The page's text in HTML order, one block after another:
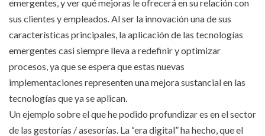
emergentes, y ver qué mejoras le ofrecerá en su relación con
sus clientes y empleados. Al ser la innovación una de sus
características principales, la aplicación de las tecnologías
emergentes casi siempre lleva a redefinir y optimizar
procesos, ya que se espera que estas nuevas
implementaciones representen una mejora sustancial en las
tecnologías que ya se aplican.
Un ejemplo sobre el que he podido profundizar es en el sector
de las gestorías / asesorías. La “era digital” ha hecho, que el